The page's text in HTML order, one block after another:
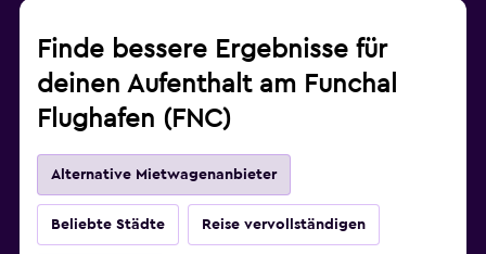
Finde bessere Ergebnisse für
deinen Aufenthalt am Funchal
Flughafen (FNC)
Alternative Mietwagenanbieter
Beliebte Städte Reise vervollständigen